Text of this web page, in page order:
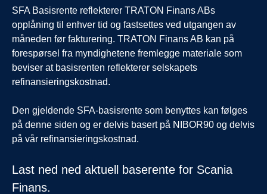
du et fast leasingbeløp for bruken av kjøretøyet, og
returnerer når kontrakten utløper. Operasjonell
leasing kombineres ofte med en servicekontrakt. Du
tar ansvar for vedlikehold, avgifter og forsikring i
løpet av leasingperioden.
Fordeler
• Ingen restverdirisiko
• Forutsigbar kontantstrøm og kontantstrømfordeler
• Månedlige avdrag med driftsinntekter og justert
mot skattbare fordeler
• Finansiering utenfor balanseregnskapet
én. Du bruker kjøretøyet som sikkerhet for å ta opp
et lån som du nedbetaler i avdrag. Lånet
tilbakebetales i henhold til en avtalt betalingsplan
og varighet. Skattemessig avskrivning gjøres i dine
egne regnskap, og du betaler bare renter på det
utestående beløpet.
Fordeler
• Skattemessig avskrivning i kundens eget
• Innbytteverdi – du kan tjene på nøye vedlikehold
og bruk
• Du betaler bare renter på det utestående beløpet
SFA Basisrente reflekterer TRATON Finans ABs
opplåning til enhver tid og fastsettes ved utgangen av
måneden før fakturering. TRATON Finans AB kan på
forespørsel fra myndighetene fremlegge materiale som
beviser at basisrenten reflekterer selskapets
refinansieringskostnad.
Den gjeldende SFA-basisrente som benyttes kan følges
på denne siden og er delvis basert på NIBOR90 og delvis
på vår refinansieringskostnad.
Last ned ned aktuell baserente for Scania
Finans.